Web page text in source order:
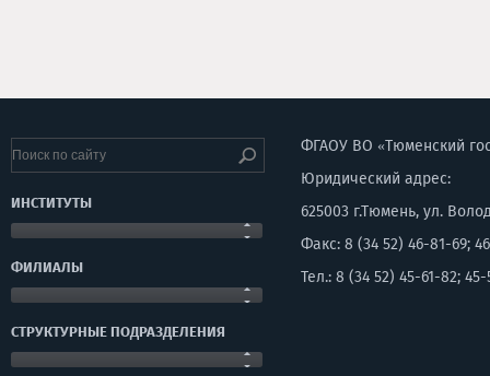
ИНСТИТУТЫ
ФИЛИАЛЫ
СТРУКТУРНЫЕ ПОДРАЗДЕЛЕНИЯ
ФГАОУ ВО «Тюменский
Юридический адрес:
625003 г.Тюмень, ул.
Факс: 8 (34 52) 46-81-69;
Тел.: 8 (34 52) 45-61-82; 45-